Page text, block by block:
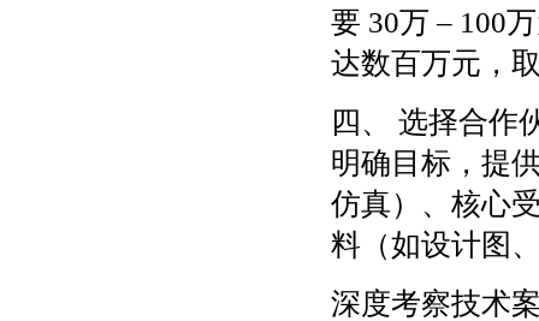
要 30万 – 100
达数百万元，
四、 选择合作
明确目标，提
仿真）、核心
料（如设计图
深度考察技术